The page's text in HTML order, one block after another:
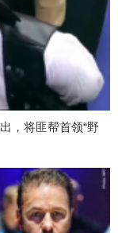
，将匪帮首领“野